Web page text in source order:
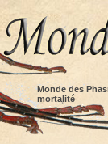
Monde des
mortalité